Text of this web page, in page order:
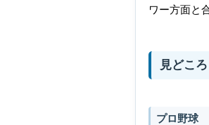
ワー方面と
見どこ
プロ野球